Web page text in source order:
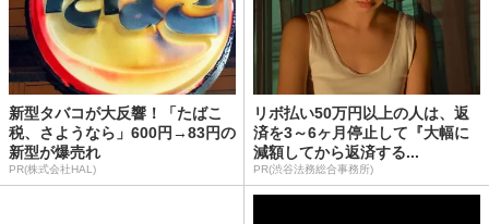
新型タバコが大反響！「たばこ
税、さようなら」600円→83円の
新型が爆売れ
PR(株式会社HAL)
リボ払い50万円以上の人は、返
済を3～6ヶ月停止して『大幅に
減額してから返済する...
PR(渋谷法務総合事務所)